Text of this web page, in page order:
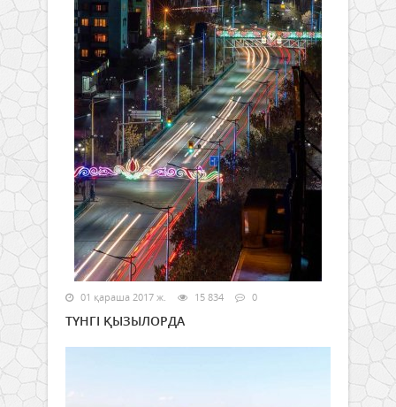
01 қараша 2017 ж. 15 834 0
ТҮНГІ ҚЫЗЫЛОРДА